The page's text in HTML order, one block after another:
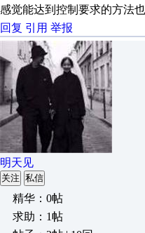
感觉能达到控制要求的方法
回复 引用 举报
明天见
关注 私信
精华：0帖
求助：1帖